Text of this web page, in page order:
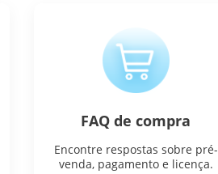
FAQ de compra
Encontre respostas sobre pré-
venda, pagamento e licença.